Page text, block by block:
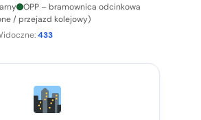
OPP – bramownica odcinkowa
/ przejazd kolejowy)
433